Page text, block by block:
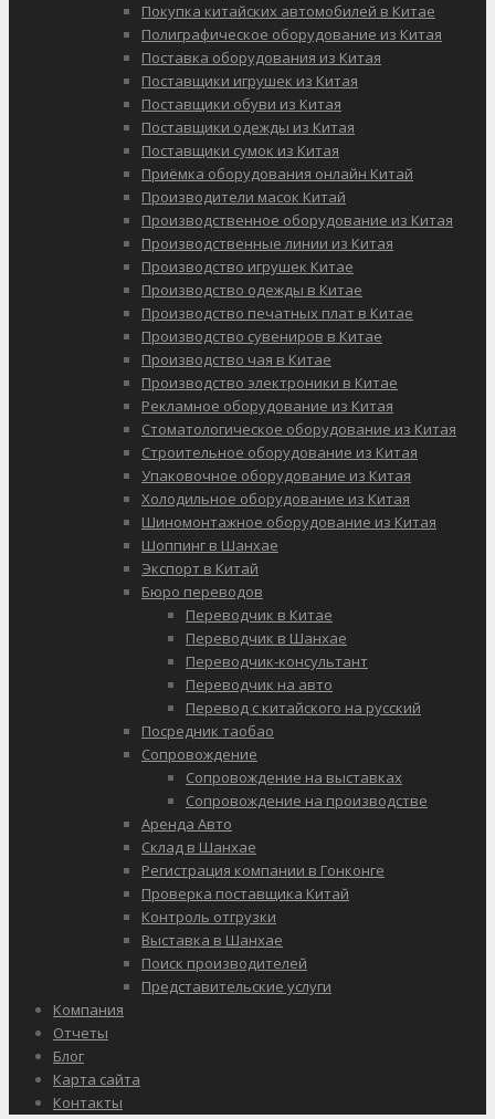
Покупка китайских автомобилей в Китае
Полиграфическое оборудование из Китая
Поставка оборудования из Китая
Поставщики игрушек из Китая
Поставщики обуви из Китая
Поставщики одежды из Китая
Поставщики сумок из Китая
Приёмка оборудования онлайн Китай
Производители масок Китай
Производственное оборудование из Китая
Производственные линии из Китая
Производство игрушек Китае
Производство одежды в Китае
Производство печатных плат в Китае
Производство сувениров в Китае
Производство чая в Китае
Производство электроники в Китае
Рекламное оборудование из Китая
Стоматологическое оборудование из Китая
Строительное оборудование из Китая
Упаковочное оборудование из Китая
Холодильное оборудование из Китая
Шиномонтажное оборудование из Китая
Шоппинг в Шанхае
Экспорт в Китай
Бюро переводов
Переводчик в Китае
Переводчик в Шанхае
Переводчик-консультант
Переводчик на авто
Перевод с китайского на русский
Посредник таобао
Сопровождение
Сопровождение на выставках
Сопровождение на производстве
Аренда Авто
Склад в Шанхае
Регистрация компании в Гонконге
Проверка поставщика Китай
Контроль отгрузки
Выставка в Шанхае
Поиск производителей
Представительские услуги
Компания
Отчеты
Блог
Карта сайта
Контакты